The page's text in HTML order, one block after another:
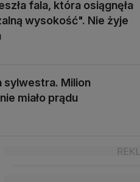
fala, która osiągnęła
wysokość". Nie żyje
sylwestra. Milion
miało prądu